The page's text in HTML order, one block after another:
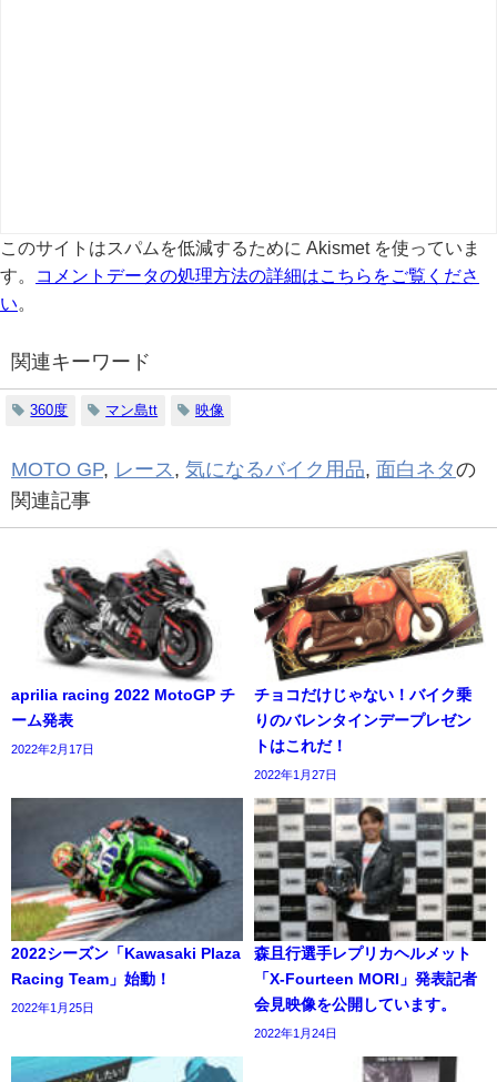
このサイトはスパムを低減するために Akismet を使っていま
す。
コメントデータの処理方法の詳細はこちらをご覧くださ
い。
関連キーワード
360度 マン島tt 映像
MOTO GP, レース , 気になるバイク用品, 面白ネタの
関連記事
aprilia racing 2022 MotoGP チ
ーム発表
2022年2月17日
チョコだけじゃない！バイク乗
りのバレンタインデープレゼン
トはこれだ！
2022年1月27日
2022シーズン「Kawasaki Plaza
Racing Team」始動！
2022年1月25日
森且行選手レプリカヘルメット
「X-Fourteen MORI」発表記者
会見映像を公開しています。
2022年1月24日